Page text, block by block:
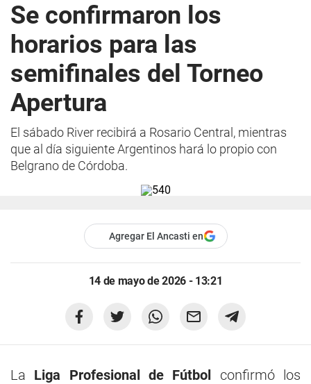
Se confirmaron los
horarios para las
semifinales del Torneo
Apertura
El sábado River recibirá a Rosario Central, mientras
que al día siguiente Argentinos hará lo propio con
Belgrano de Córdoba.
Agregar El Ancasti en
14 de mayo de 2026 - 13:21
La Liga Profesional de Fútbol confirmó los